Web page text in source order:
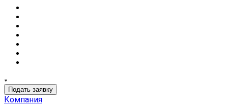
Подать заявку
Компания